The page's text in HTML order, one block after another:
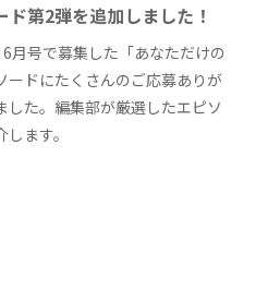
ド第2弾を追加しました！
6月号で募集した「あなただけの
ードにたくさんのご応募ありが
した。編集部が厳選したエピソ
ます。